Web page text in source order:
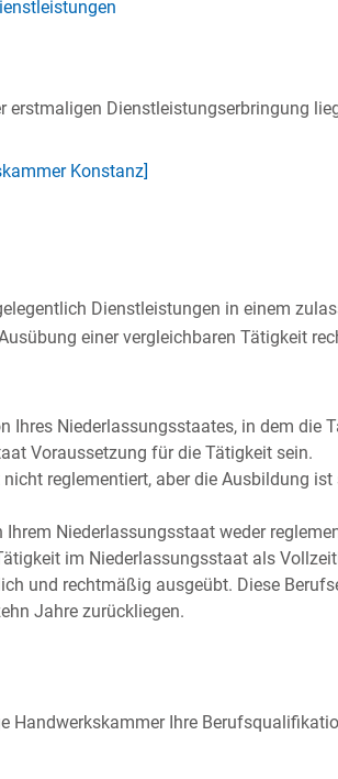
erstmaligen Dienstleistungserbringung
Konstanz]
Dienstleistungen in einem
einer vergleichbaren Tätigkeit
Ihres Niederlassungsstaates, in dem die
Voraussetzung für die Tätigkeit sein.
reglementiert, aber die Ausbildung
Niederlassungsstaat weder
im Niederlassungsstaat als
und rechtmäßig ausgeübt. Diese
Jahre zurückliegen.
Handwerkskammer Ihre